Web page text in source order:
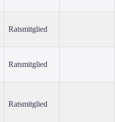
Ratsmitglied
Ratsmitglied
Ratsmitglied